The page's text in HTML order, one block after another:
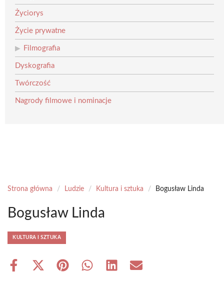
Życiorys
Życie prywatne
Filmografia
Dyskografia
Twórczość
Nagrody filmowe i nominacje
Strona główna / Ludzie / Kultura i sztuka / Bogusław Linda
Bogusław Linda
KULTURA I SZTUKA
Share
Share Share Share Share Share